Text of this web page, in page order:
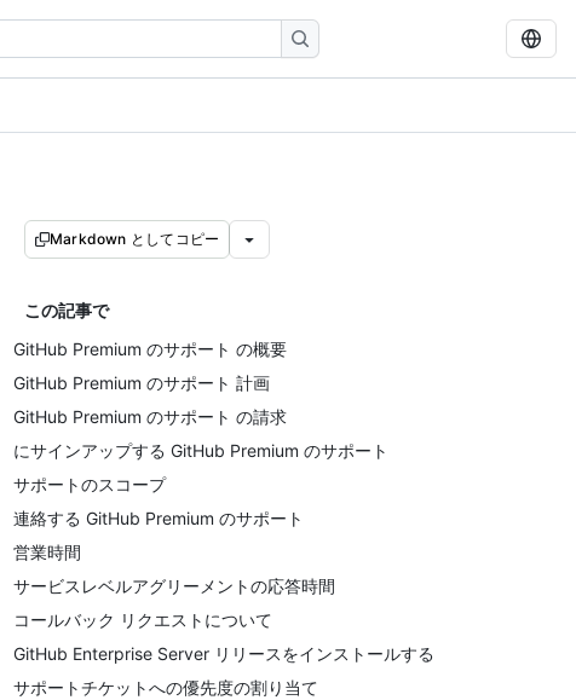
Markdown としてコピー
この記事で
GitHub Premium のサポート の概要
GitHub Premium のサポート 計画
GitHub Premium のサポート の請求
にサインアップする GitHub Premium のサポート
サポートのスコープ
連絡する GitHub Premium のサポート
営業時間
サービスレベルアグリーメントの応答時間
コールバック リクエストについて
GitHub Enterprise Server リリースをインストールする
サポートチケットへの優先度の割り当て